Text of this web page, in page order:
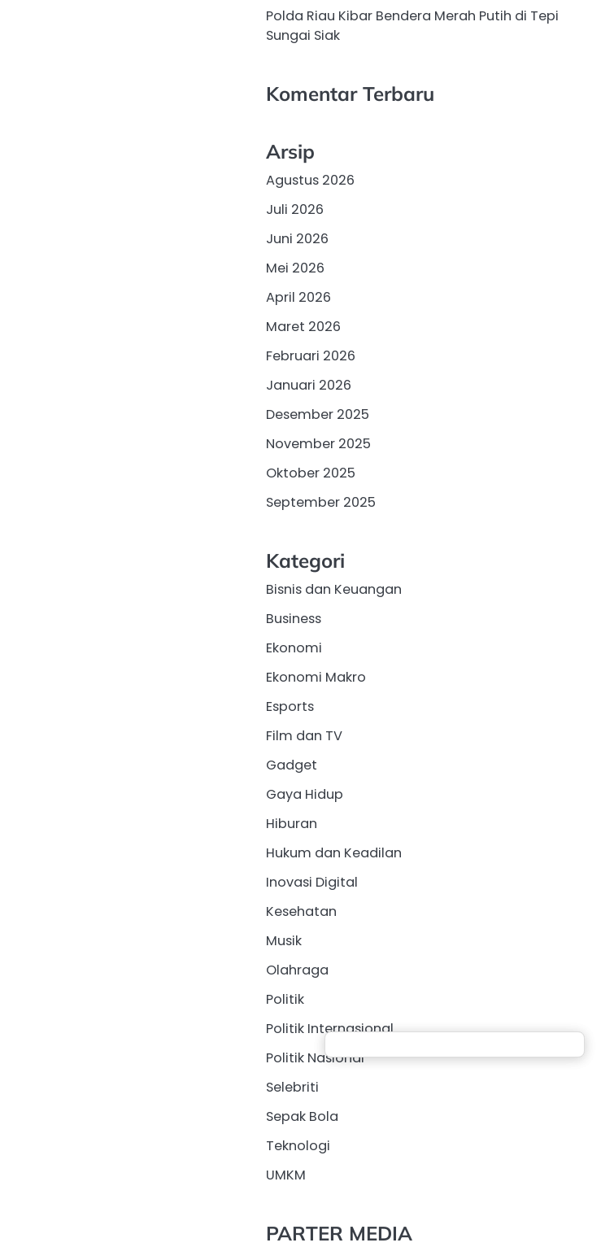
Polda Riau Kibar Bendera Merah Putih di Tepi
Sungai Siak
Komentar Terbaru
Arsip
Agustus 2026
Juli 2026
Juni 2026
Mei 2026
April 2026
Maret 2026
Februari 2026
Januari 2026
Desember 2025
November 2025
Oktober 2025
September 2025
Kategori
Bisnis dan Keuangan
Business
Ekonomi
Ekonomi Makro
Esports
Film dan TV
Gadget
Gaya Hidup
Hiburan
Hukum dan Keadilan
Inovasi Digital
Kesehatan
Musik
Olahraga
Politik
Politik Internasional
Politik Nasional
Selebriti
Sepak Bola
Teknologi
UMKM
PARTER MEDIA